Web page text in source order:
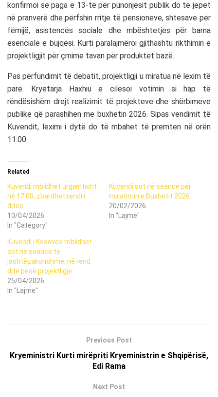
konfirmoi se paga e 13-të për punonjësit publik do të jepet
në pranverë dhe përfshin rritje të pensioneve, shtesave për
fëmijë, asistencës sociale dhe mbështetjes për barna
esenciale e bujqësi. Kurti paralajmëroi gjithashtu rikthimin e
projektligjit për çmime tavan për produktet bazë.
Pas përfundimit të debatit, projektligji u miratua në lexim të
parë. Kryetarja Haxhiu e cilësoi votimin si hap të
rëndësishëm drejt realizimit të projekteve dhe shërbimeve
publike që parashihen me buxhetin 2026. Sipas vendimit të
Kuvendit, leximi i dytë do të mbahet të premten në orën
11:00.
Related
Kuvendi mblidhet urgjentisht
në 17:00, zbardhet rendi i
ditës
10/04/2026
In "Category"
Kuvendi sot në seancë për
miratimin e Buxhetit 2026
20/02/2026
In "Lajme"
Kuvendi i Kosovës mblidhet
sot në seancë të
jashtëzakonshme, në rend
dite pesë projektligje
25/04/2026
In "Lajme"
Previous Post
Kryeministri Kurti mirëpriti Kryeministrin e Shqipërisë,
Edi Rama
Next Post